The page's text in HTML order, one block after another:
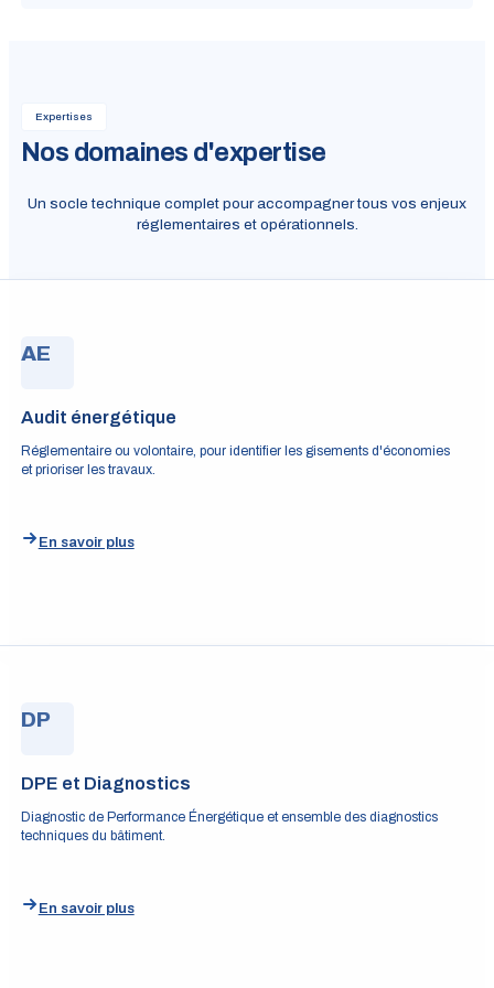
Expertises
Nos domaines d'expertise
Un socle technique complet pour accompagner tous vos enjeux
réglementaires et opérationnels.
AE
Audit énergétique
Réglementaire ou volontaire, pour identifier les gisements d'économies
et prioriser les travaux.
En savoir plus
DP
DPE et Diagnostics
Diagnostic de Performance Énergétique et ensemble des diagnostics
techniques du bâtiment.
En savoir plus